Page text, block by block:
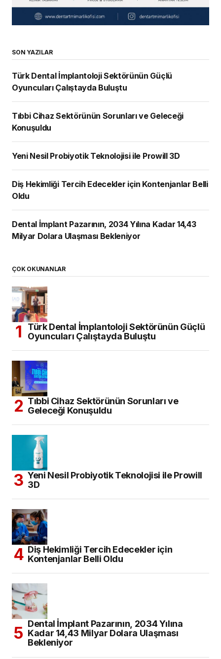
SON YAZILAR
Türk Dental İmplantoloji Sektörünün Güçlü
Oyuncuları Çalıştayda Buluştu
Tıbbi Cihaz Sektörünün Sorunları ve Geleceği
Konuşuldu
Yeni Nesil Probiyotik Teknolojisi ile Prowill 3D
Diş Hekimliği Tercih Edecekler için Kontenjanlar Belli
Oldu
Dental İmplant Pazarının, 2034 Yılına Kadar 14,43
Milyar Dolara Ulaşması Bekleniyor
ÇOK OKUNANLAR
Türk Dental İmplantoloji Sektörünün Güçlü
Oyuncuları Çalıştayda Buluştu
Tıbbi Cihaz Sektörünün Sorunları ve
Geleceği Konuşuldu
Yeni Nesil Probiyotik Teknolojisi ile Prowill
3D
Diş Hekimliği Tercih Edecekler için
Kontenjanlar Belli Oldu
Dental İmplant Pazarının, 2034 Yılına
Kadar 14,43 Milyar Dolara Ulaşması
Bekleniyor